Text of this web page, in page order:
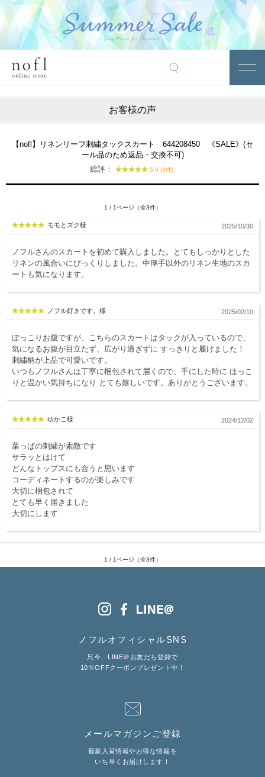
￥10,800税込以上で送料無料
アウター
サロペット
スカート
レギンス・インナー
服飾雑貨
SALE ITEM
福袋
ブランド
マイページ
お買い物カゴ
配送遅延情報
ご利用について
実店舗のご案内
LINE@お友だち登録で
brand site
お客様の声
【nofl】リネンリーフ刺繍タックスカート 644208450 《SALE》(セ
ール品のため返品・交換不可)
総評：
5.0 (3件)
1 / 1ページ（全3件）
モモとズク様 2025/10/30
ノフルさんのスカートを初めて購入しました。とてもしっかりとした
リネンの風合いにびっくりしました。中厚手以外のリネン生地のスカ
ートも気になります。
ノフル好きです。様 2025/02/10
ぽっこりお腹ですが、こちらのスカートはタックが入っているので、
気になるお腹が目立たず、広がり過ぎずに すっきりと履けました！
刺繍柄が上品で可愛いです。
いつもノフルさんは丁寧に梱包されて届くので、手にした時に ほっこ
りと温かい気持ちになり とても嬉しいです。ありがとうございます。
ゆかこ様 2024/12/02
葉っぱの刺繍が素敵です
サラッとはけて
どんなトップスにも合うと思います
コーディネートするのが楽しみです
大切に梱包されて
とても早く届きました
大切にします
1 / 1ページ（全3件）
ノフルオフィシャルSNS
只今、LINE＠お友だち登録で
10％OFFクーポンプレゼント中！
メールマガジンご登録
最新入荷情報やお得な情報を
いち早くお届けします！